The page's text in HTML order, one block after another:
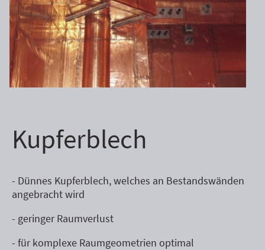
Kupferblech
- Dünnes Kupferblech, welches an Bestandswänden
angebracht wird
- geringer Raumverlust
- für komplexe Raumgeometrien optimal